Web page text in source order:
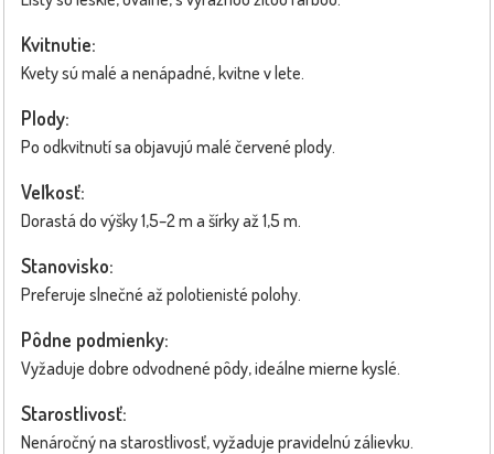
Kvitnutie:
Kvety sú malé a nenápadné, kvitne v lete.
Plody:
Po odkvitnutí sa objavujú malé červené plody.
Veľkosť:
Dorastá do výšky 1,5–2 m a šírky až 1,5 m.
Stanovisko:
Preferuje slnečné až polotienisté polohy.
Pôdne podmienky:
Vyžaduje dobre odvodnené pôdy, ideálne mierne kyslé.
Starostlivosť:
Nenáročný na starostlivosť, vyžaduje pravidelnú zálievku.